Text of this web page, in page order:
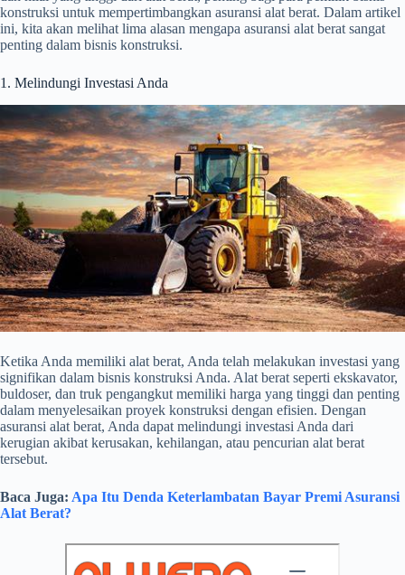
konstruksi untuk mempertimbangkan asuransi alat berat. Dalam artikel
ini, kita akan melihat lima alasan mengapa asuransi alat berat sangat
penting dalam bisnis konstruksi.
1. Melindungi Investasi Anda
Ketika Anda memiliki alat berat, Anda telah melakukan investasi yang
signifikan dalam bisnis konstruksi Anda. Alat berat seperti ekskavator,
buldoser, dan truk pengangkut memiliki harga yang tinggi dan penting
dalam menyelesaikan proyek konstruksi dengan efisien. Dengan
asuransi alat berat, Anda dapat melindungi investasi Anda dari
kerugian akibat kerusakan, kehilangan, atau pencurian alat berat
tersebut.
Baca Juga: Apa Itu Denda Keterlambatan Bayar Premi Asuransi
Alat Berat?